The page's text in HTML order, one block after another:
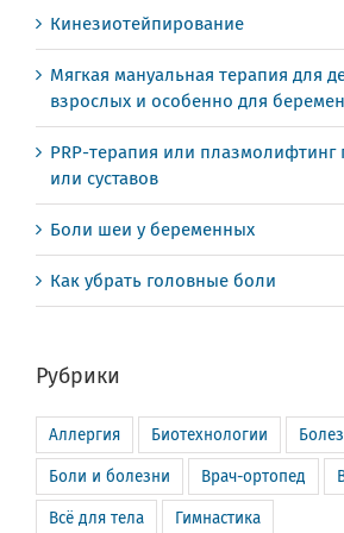
Кинезиотейпирование
Мягкая мануальная терапия для
взрослых и особенно для
PRP-терапия или плазмолифтинг
или суставов
Боли шеи у беременных
Как убрать головные боли
Рубрики
Аллергия Биотехнологии
Боли и болезни Врач-ортопед
Всё для тела Гимнастика